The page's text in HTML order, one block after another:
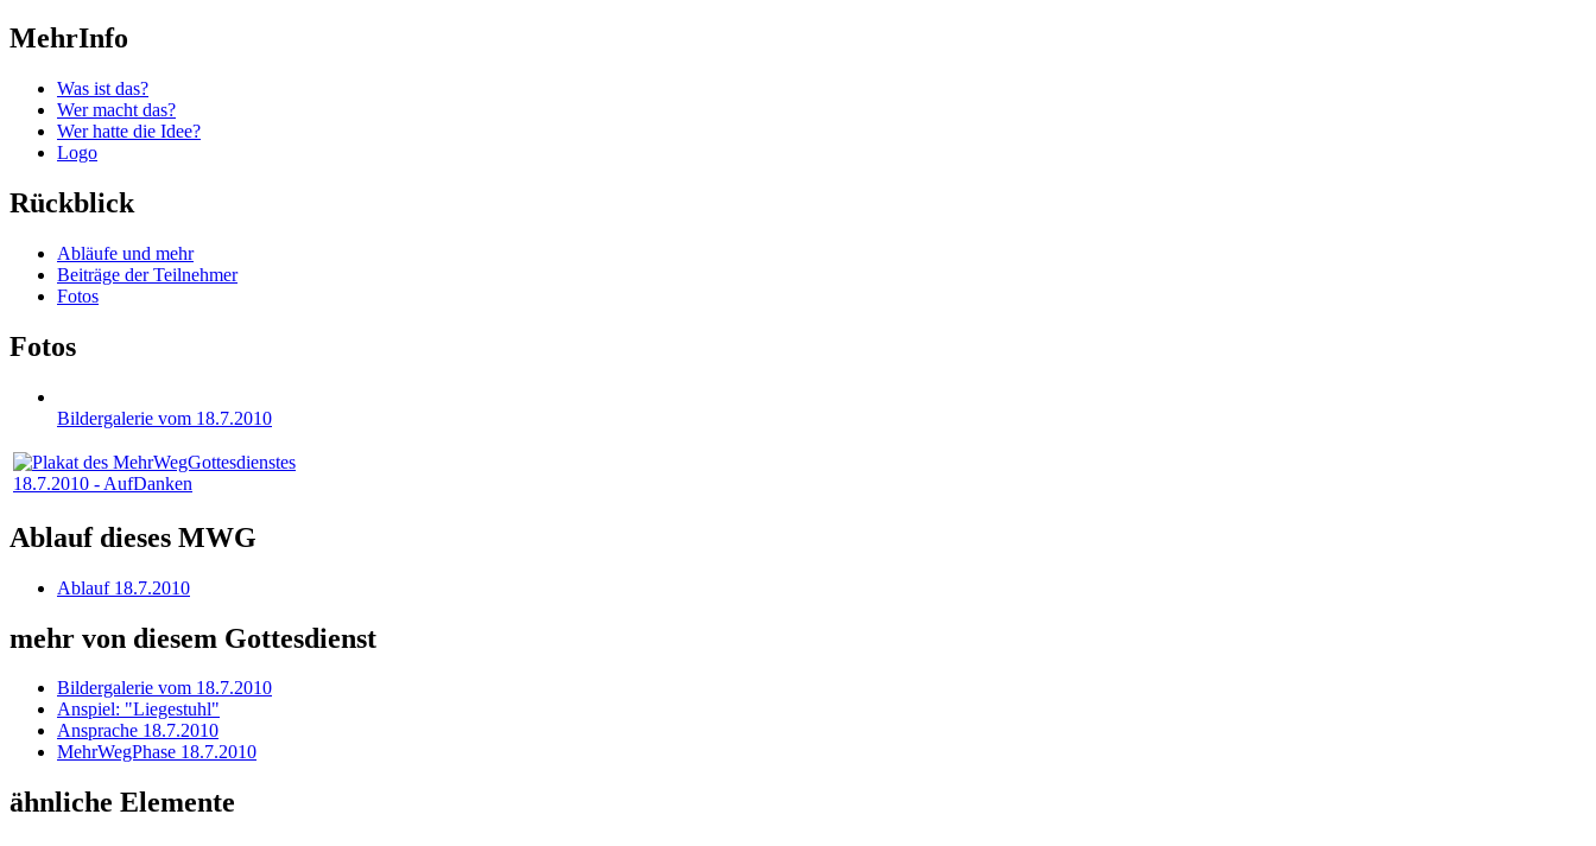
MehrInfo
Was ist das?
Wer macht das?
Wer hatte die Idee?
Logo
Rückblick
Abläufe und mehr
Beiträge der Teilnehmer
Fotos
Fotos
Bildergalerie vom 18.7.2010
18.7.2010 - AufDanken
Ablauf dieses MWG
Ablauf 18.7.2010
mehr von diesem Gottesdienst
Bildergalerie vom 18.7.2010
Anspiel: "Liegestuhl"
Ansprache 18.7.2010
MehrWegPhase 18.7.2010
ähnliche Elemente